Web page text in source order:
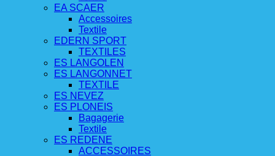
EA SCAER
Accessoires
Textile
EDERN SPORT
TEXTILES
ES LANGOLEN
ES LANGONNET
TEXTILE
ES NEVEZ
ES PLONEIS
Bagagerie
Textile
ES REDENE
ACCESSOIRES